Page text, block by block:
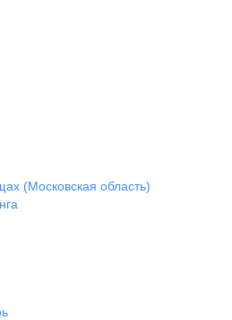
опыт и
(Московская область)